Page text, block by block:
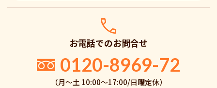
お電話でのお問合せ
0120-8969-72
（月〜土 10:00〜17:00/日曜定休）